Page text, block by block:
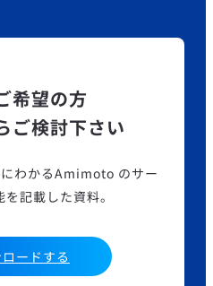
希望の方
ご検討下さい
わかるAmimoto のサー
記載した資料。
ードする